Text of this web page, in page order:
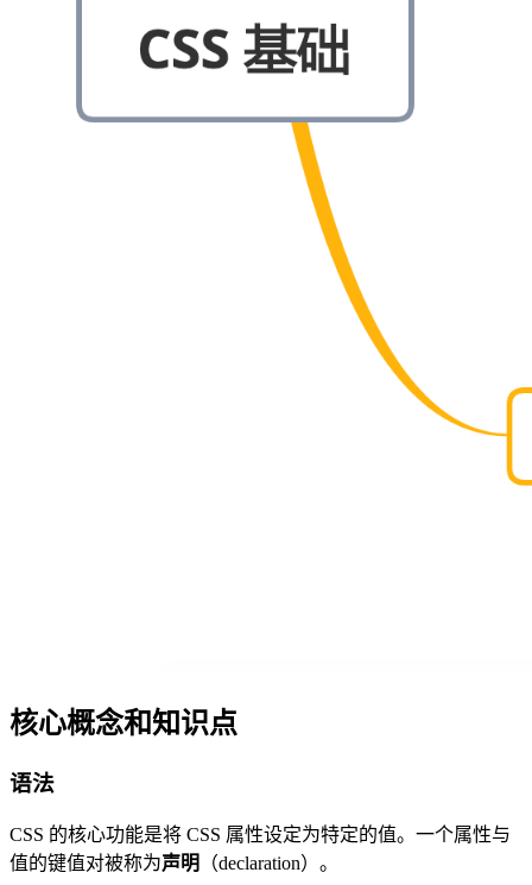
核心概念和知识点
语法
CSS 的核心功能是将 CSS 属性设定为特定的值。一个属性与
值的键值对被称为声明 （declaration）。